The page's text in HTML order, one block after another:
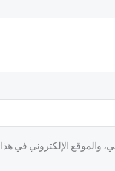
والموقع الإلكتروني في